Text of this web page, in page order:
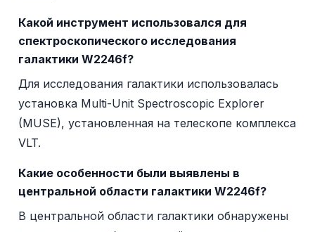
Какой инструмент использовался для
спектроскопического исследования
галактики W2246f?
Для исследования галактики использовалась
установка Multi-Unit Spectroscopic Explorer
(MUSE), установленная на телескопе комплекса
VLT.
Какие особенности были выявлены в
центральной области галактики W2246f?
В центральной области галактики обнаружены